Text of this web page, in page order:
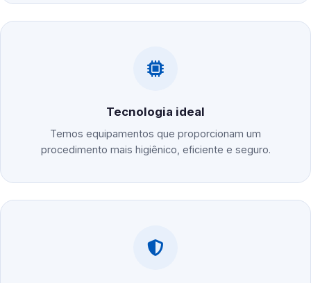
Tecnologia ideal
Temos equipamentos que proporcionam um
procedimento mais higiênico, eficiente e seguro.